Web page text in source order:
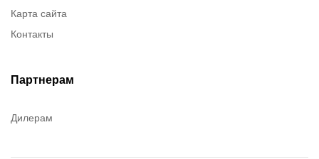
Карта сайта
Контакты
Партнерам
Дилерам